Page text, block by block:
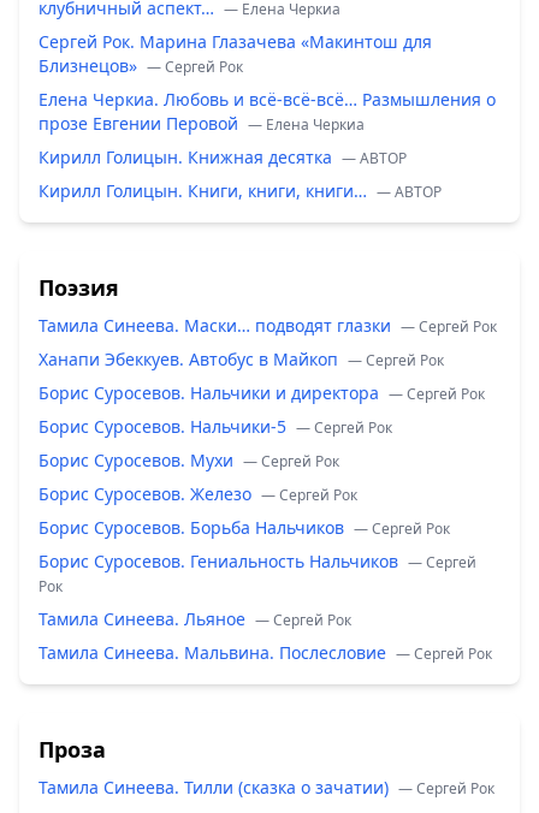
клубничный аспект… — Елена Черкиа
Сергей Рок. Марина Глазачева «Макинтош для
Близнецов» — Сергей Рок
Елена Черкиа. Любовь и всё-всё-всё… Размышления о
прозе Евгении Перовой — Елена Черкиа
Кирилл Голицын. Книжная десятка — ABTOP
Кирилл Голицын. Книги, книги, книги… — ABTOP
Поэзия
Тамила Синеева. Маски… подводят глазки — Сергей Рок
Ханапи Эбеккуев. Автобус в Майкоп — Сергей Рок
Борис Суросевов. Нальчики и директора — Сергей Рок
Борис Суросевов. Нальчики-5 — Сергей Рок
Борис Суросевов. Мухи — Сергей Рок
Борис Суросевов. Железо — Сергей Рок
Борис Суросевов. Борьба Нальчиков — Сергей Рок
Борис Суросевов. Гениальность Нальчиков — Сергей
Рок
Тамила Синеева. Льяное — Сергей Рок
Тамила Синеева. Мальвина. Послесловие — Сергей Рок
Проза
Тамила Синеева. Тилли (сказка о зачатии) — Сергей Рок